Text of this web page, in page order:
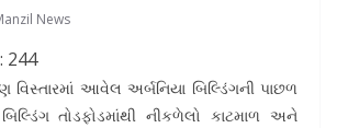
News
244
વિસ્તારમાં આવેલ અર્બનિયા બિલ્ડિંગની પાછળ
તોડફોડમાંથી નીકળેલો કાટમાળ અને